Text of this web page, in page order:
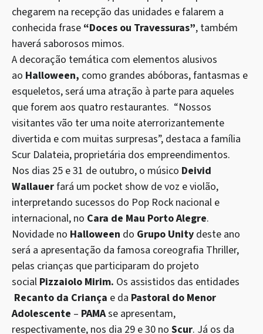
chegarem na recepção das unidades e falarem a
conhecida frase “Doces ou Travessuras”, também
haverá saborosos mimos.
A decoração temática com elementos alusivos
ao Halloween, como grandes abóboras, fantasmas e
esqueletos, será uma atração à parte para aqueles
que forem aos quatro restaurantes. “Nossos
visitantes vão ter uma noite aterrorizantemente
divertida e com muitas surpresas”, destaca a família
Scur Dalateia, proprietária dos empreendimentos.
Nos dias 25 e 31 de outubro, o músico Deivid
Wallauerfará um pocket show de voz e violão,
interpretando sucessos do Pop Rock nacional e
internacional, no Cara de Mau Porto Alegre.
Novidade no Halloween do Grupo Unity deste ano
será a apresentação da famosa coreografia Thriller,
pelas crianças que participaram do projeto
social Pizzaiolo Mirim. Os assistidos das entidades
Recanto da Criança e da Pastoral do Menor
Adolescente – PAMAse apresentam,
respectivamente, nos dia 29 e 30 no Scur. Já os da